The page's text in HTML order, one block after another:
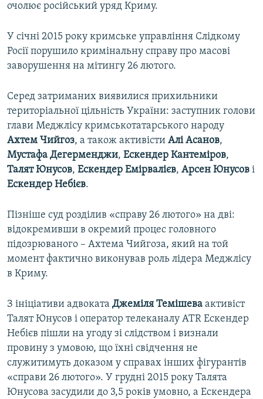
очолює російський уряд Криму.
У січні 2015 року кримське управління Слідкому
Росії порушило кримінальну справу про масові
заворушення на мітингу 26 лютого.
Серед затриманих виявилися прихильники
територіальної цільність України: заступник голови
глави Меджлісу кримськотатарського народу
Ахтем Чийгоз, а також активісти Алі Асанов,
Мустафа Дегерменджи, Ескендер Кантеміров,
Талят Юнусов, Ескендер Емірвалієв, Арсен Юнусов і
Ескендер Небієв.
Пізніше суд розділив «справу 26 лютого» на дві:
відокремивши в окремий процес головного
підозрюваного – Ахтема Чийгоза, який на той
момент фактично виконував роль лідера Меджлісу
в Криму.
З ініціативи адвоката Джеміля Темішева активіст
Талят Юнусов і оператор телеканалу ATR Ескендер
Небієв пішли на угоду зі слідством і визнали
провину з умовою, що їхні свідчення не
служитимуть доказом у справах інших фігурантів
«справи 26 лютого». У грудні 2015 року Талята
Юнусова засудили до 3,5 років умовно, а Ескендера